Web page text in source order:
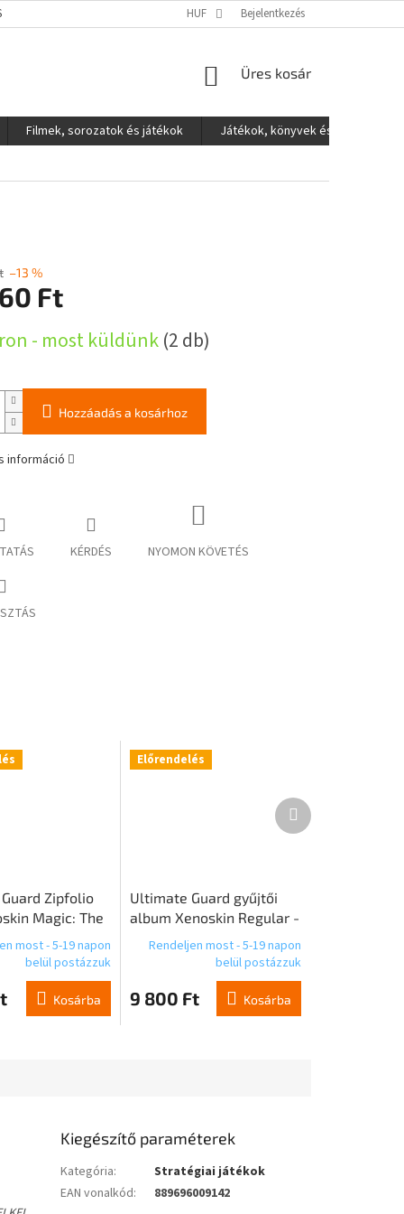
VÉDELME HUF Bejelentkezés
KOSÁR
Üres kosár
Filmek, sorozatok és játékok
Játékok, könyvek és egyéb
–13 %
Ft
- most küldünk(2 db)
Hozzáadás a kosárhoz
információ
KÉRDÉS NYOMON KÖVETÉS
Zipfolio
Magic: The
"Edge of
- Design 06
most - 5-19 napon
belül postázzuk
Kosárba
Előrendelés
Ultimate Guard gyűjtői
album Xenoskin Regular -
Rendeljen most - 5-19 napon
belül postázzuk
9 800 Ft Kosárba
Következő
termék
Kiegészítő paraméterek
Kategória:
Stratégiai játékok
EAN vonalkód: 889696009142